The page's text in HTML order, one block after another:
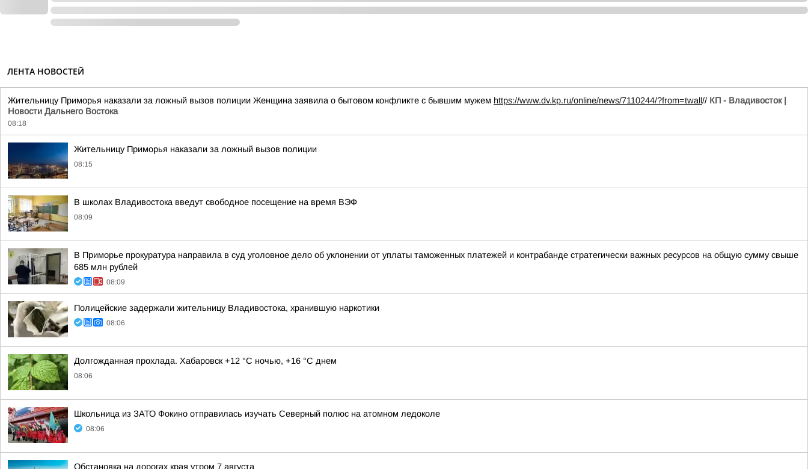
ЛЕНТА НОВОСТЕЙ
Жительницу Приморья наказали за ложный вызов полиции Женщина заявила о бытовом конфликте с бывшим мужем https://www.dv.kp.ru/online/news/7110244/?from=twall// КП - Владивосток |
Новости Дальнего Востока
08:18
Жительницу Приморья наказали за ложный вызов полиции
08:15
В школах Владивостока введут свободное посещение на время ВЭФ
08:09
В Приморье прокуратура направила в суд уголовное дело об уклонении от уплаты таможенных платежей и контрабанде стратегически важных ресурсов на общую сумму свыше
685 млн рублей
08:09
Полицейские задержали жительницу Владивостока, хранившую наркотики
08:06
Долгожданная прохлада. Хабаровск +12 °C ночью, +16 °C днем
08:06
Школьница из ЗАТО Фокино отправилась изучать Северный полюс на атомном ледоколе
08:06
Обстановка на дорогах края утром 7 августа